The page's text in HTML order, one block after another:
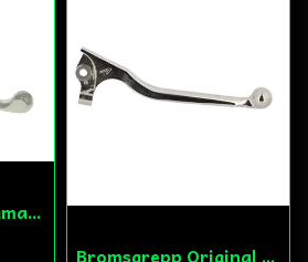
Bromsgrepp Hö Yamaha Neos/Ovetto
Bromsgrepp Original Hö Peugeot Ludix/Speedfight/Vivacity